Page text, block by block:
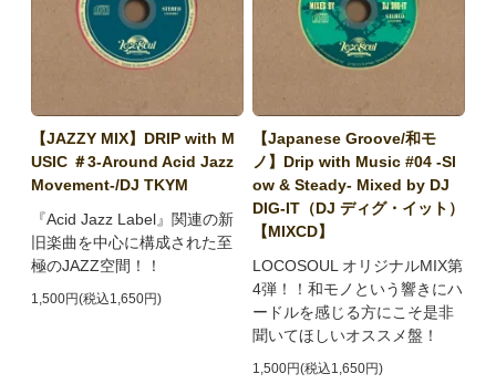
【JAZZY MIX】DRIP with M
USIC ＃3-Around Acid Jazz
Movement-/DJ TKYM
『Acid Jazz Label』関連の新
旧楽曲を中心に構成された至
極のJAZZ空間！！
1,500円(税込1,650円)
【Japanese Groove/和モ
ノ】Drip with Music #04 -Sl
ow & Steady- Mixed by DJ
DIG-IT（DJ ディグ・イット）
【MIXCD】
LOCOSOUL オリジナルMIX第
4弾！！和モノという響きにハ
ードルを感じる方にこそ是非
聞いてほしいオススメ盤！
1,500円(税込1,650円)